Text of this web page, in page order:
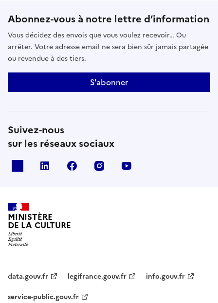
Abonnez-vous à notre lettre d’information
Vous décidez des envois que vous voulez recevoir… Ou
arrêter. Votre adresse email ne sera bien sûr jamais partagée
ou revendue à des tiers.
S'abonner
Suivez-nous
sur les réseaux sociaux
linkedin facebook instagram
MINISTÈRE
DE LA CULTURE
data.gouv.fr legifrance.gouv.fr
info.gouv.fr
service-public.gouv.fr